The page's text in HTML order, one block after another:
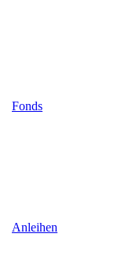
Fonds
Anleihen